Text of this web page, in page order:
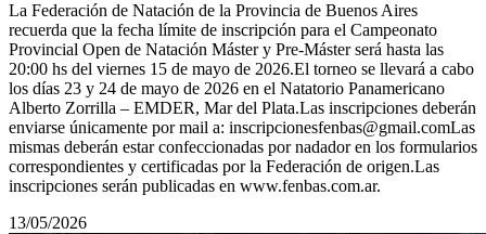
La Federación de Natación de la Provincia de Buenos Aires
recuerda que la fecha límite de inscripción para el Campeonato
Provincial Open de Natación Máster y Pre-Máster será hasta las
20:00 hs del viernes 15 de mayo de 2026.El torneo se llevará a cabo
los días 23 y 24 de mayo de 2026 en el Natatorio Panamericano
Alberto Zorrilla – EMDER, Mar del Plata.Las inscripciones deberán
enviarse únicamente por mail a: inscripcionesfenbas@gmail.comLas
mismas deberán estar confeccionadas por nadador en los formularios
correspondientes y certificadas por la Federación de origen.Las
inscripciones serán publicadas en www.fenbas.com.ar.
13/05/2026